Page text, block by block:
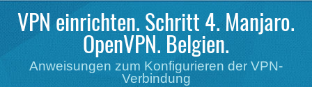
VPN einrichten. Schritt 4. Manjaro.
OpenVPN. Belgien.
Anweisungen zum Konfigurieren der VPN-
Verbindung